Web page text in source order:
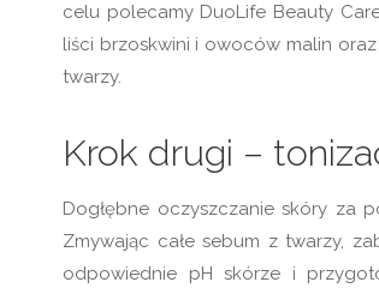
celu polecamy DuoLife Beauty
liści brzoskwini i owoców malin
twarzy.
Krok drugi –
Dogłębne oczyszczanie skóry za
Zmywając całe sebum z twarzy,
odpowiednie pH skórze i